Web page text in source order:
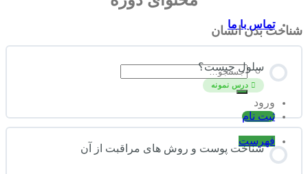
تماس با ما
جستجو
برای:
ورود
ثبت نام
فهرست
شناخت بدن انسان
سلول چیست؟
درس نمونه
شناخت پوست و روش های مراقبت از آن